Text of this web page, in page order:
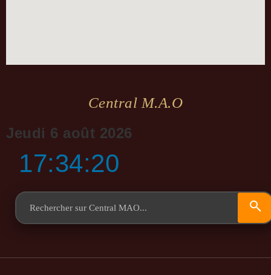
Central M.a.o
Jeudi 6 août 2026
17:34:20